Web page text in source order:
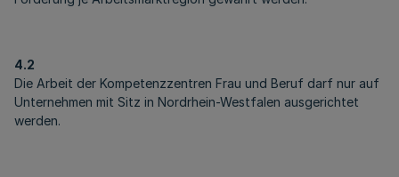
4.2
Die Arbeit der Kompetenzzentren Frau und Beruf darf nur auf
Unternehmen mit Sitz in Nordrhein-Westfalen ausgerichtet
werden.